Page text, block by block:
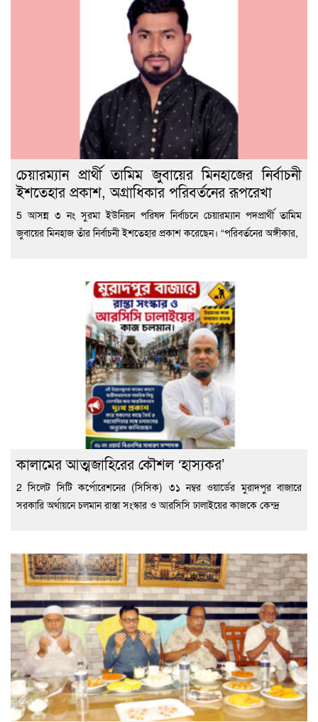
চেয়ারম্যান প্রার্থী তামিম জুবায়ের মিনহাজের নির্বাচনী
ইশতেহার প্রকাশ, অগ্রাধিকার পরিবর্তনের রূপরেখা
5 আসন্ন ৩ নং সুরমা ইউনিয়ন পরিষদ নির্বাচনে চেয়ারম্যান পদপ্রার্থী তামিম
জুবায়ের মিনহাজ তাঁর নির্বাচনী ইশতেহার প্রকাশ করেছেন। “পরিবর্তনের অঙ্গীকার,
কালামের আত্মজাহিরের কৌশল ‘হাস্যকর’
2 সিলেট সিটি কর্পোরেশনের (সিসিক) ৩১ নম্বর ওয়ার্ডের মুরাদপুর বাজারে
সরকারি অর্থায়নে চলমান রাস্তা সংস্কার ও আরসিসি ঢালাইয়ের কাজকে কেন্দ্র